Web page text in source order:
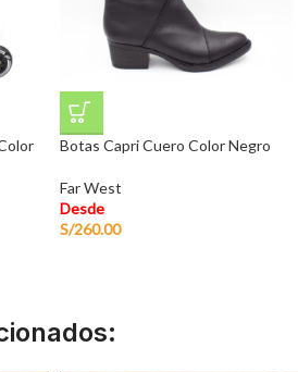
Botas Capri Cuero Color Negro
Far West
Desde
S/260.00